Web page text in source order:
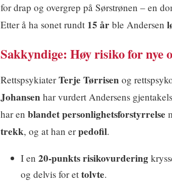
for drap og overgrep på Sørstrønen – en
Etter å ha sonet rundt 15 år ble Andersen
Sakkyndige: Høy risiko for nye
RettspsykiaterTerje Tørrisen og
Johansen har vurdert Andersens
har en blandet personlighetsforstyrrelse
trekk, og at han erpedofil.
I en 20-punkts risikovurdering
og delvis for et tolvte.